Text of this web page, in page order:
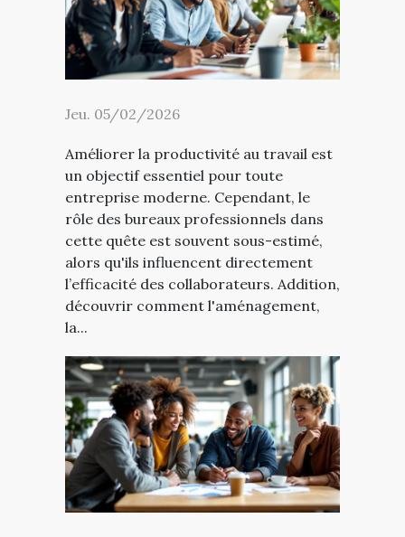
Jeu. 05/02/2026
Améliorer la productivité au travail est
un objectif essentiel pour toute
entreprise moderne. Cependant, le
rôle des bureaux professionnels dans
cette quête est souvent sous-estimé,
alors qu'ils influencent directement
l’efficacité des collaborateurs. Addition,
découvrir comment l'aménagement,
la...